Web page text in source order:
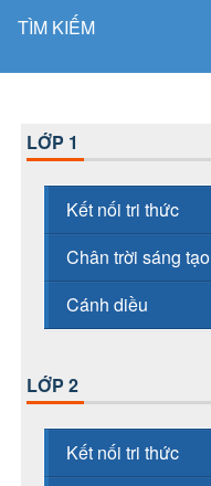
TÌM KIẾM
LỚP 1
Kết nối tri thức
Chân trời sáng tạo
Cánh diều
LỚP 2
Kết nối tri thức